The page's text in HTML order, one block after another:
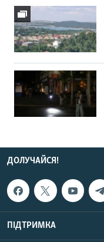
ДОЛУЧАЙСЯ!
ПІДТРИМКА